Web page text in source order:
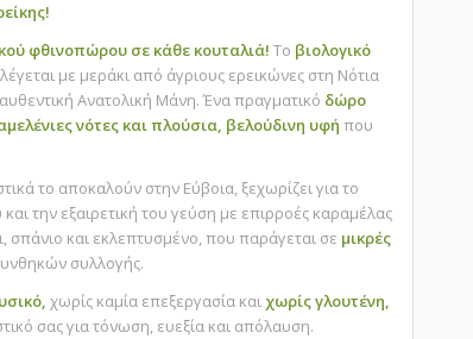
φθινοπώρου σε κάθε κουταλιά! Το βιολογικό
με μεράκι από άγριους ερεικώνες στη Νότια
Ανατολική Μάνη. Ένα πραγματικό δώρο
νότες και πλούσια, βελούδινη υφή που
το αποκαλούν στην Εύβοια, ξεχωρίζει για το
και την εξαιρετική του γεύση με επιρροές καραμέλας
σπάνιο και εκλεπτυσμένο, που παράγεται σε μικρές
συλλογής.
χωρίς καμία επεξεργασία και χωρίς γλουτένη,
σας για τόνωση, ευεξία και απόλαυση.